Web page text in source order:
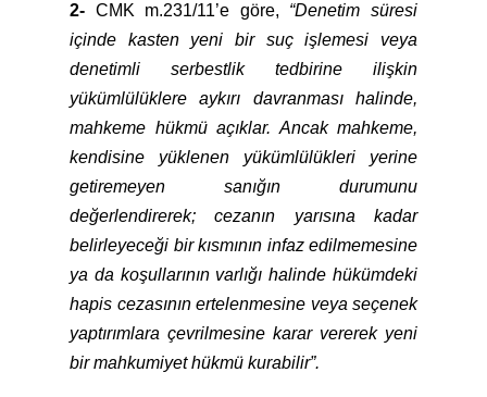
2- CMK m.231/11’e göre, “Denetim süresi
içinde kasten yeni bir suç işlemesi veya
denetimli serbestlik tedbirine ilişkin
yükümlülüklere aykırı davranması halinde,
mahkeme hükmü açıklar. Ancak mahkeme,
kendisine yüklenen yükümlülükleri yerine
getiremeyen sanığın durumunu
değerlendirerek; cezanın yarısına kadar
belirleyeceği bir kısmının infaz edilmemesine
ya da koşullarının varlığı halinde hükümdeki
hapis cezasının ertelenmesine veya seçenek
yaptırımlara çevrilmesine karar vererek yeni
bir mahkumiyet hükmü kurabilir”.